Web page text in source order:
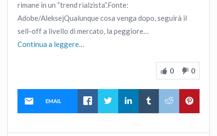
rimane in un “trend rialzista”.Fonte:
Adobe/AleksejQualunque cosa venga dopo, seguirà il
sell-off a livello di mercato, la peggiore…
Continua a leggere…
0 0
EMAIL